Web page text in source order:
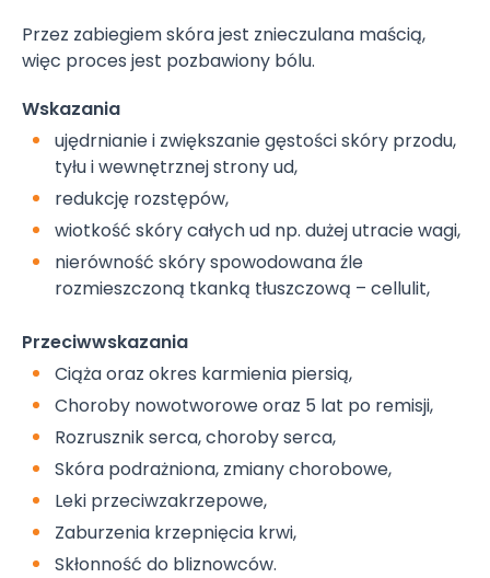
Przez zabiegiem skóra jest znieczulana maścią,
więc proces jest pozbawiony bólu.
Wskazania
ujędrnianie i zwiększanie gęstości skóry przodu,
tyłu i wewnętrznej strony ud,
redukcję rozstępów,
wiotkość skóry całych ud np. dużej utracie wagi,
nierówność skóry spowodowana źle
rozmieszczoną tkanką tłuszczową – cellulit,
Przeciwwskazania
Ciąża oraz okres karmienia piersią,
Choroby nowotworowe oraz 5 lat po remisji,
Rozrusznik serca, choroby serca,
Skóra podrażniona, zmiany chorobowe,
Leki przeciwzakrzepowe,
Zaburzenia krzepnięcia krwi,
Skłonność do bliznowców.